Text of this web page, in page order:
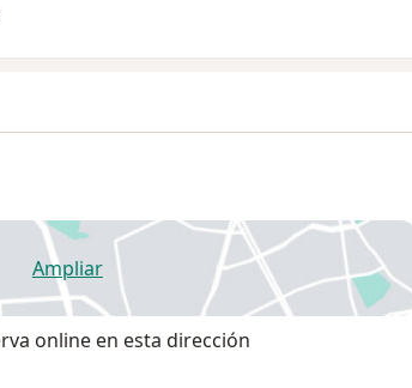
Ampliarse abre en una nueva pestaña
online en esta dirección